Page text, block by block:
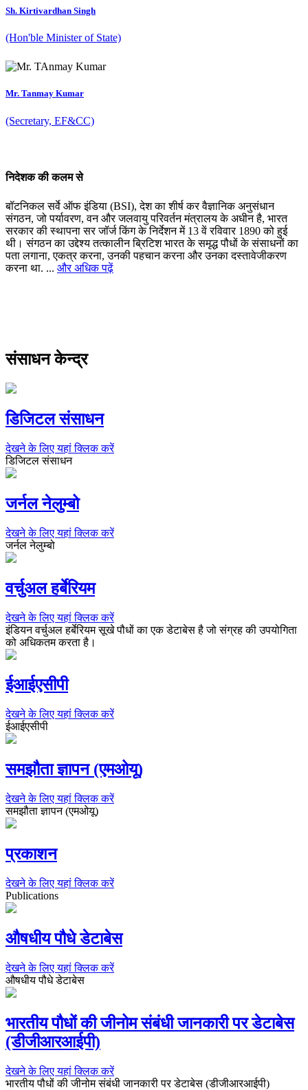
Sh. Kirtivardhan Singh
(Hon'ble Minister of State)
Mr. Tanmay Kumar
(Secretary, EF&CC)
निदेशक की कलम से
बॉटनिकल सर्वे ऑफ इंडिया (BSI), देश का शीर्ष कर वैज्ञानिक अनुसंधान
संगठन, जो पर्यावरण, वन और जलवायु परिवर्तन मंत्रालय के अधीन है, भारत
सरकार की स्थापना सर जॉर्ज किंग के निर्देशन में 13 वें रविवार 1890 को हुई
थी। संगठन का उद्देश्य तत्कालीन ब्रिटिश भारत के समृद्ध पौधों के संसाधनों का
पता लगाना, एकत्र करना, उनकी पहचान करना और उनका दस्तावेजीकरण
करना था. ... और अधिक पढ़ें
संसाधन केन्द्र
डिजिटल संसाधन
देखने के लिए यहां क्लिक करें
डिजिटल संसाधन
जर्नल नेलुम्बो
देखने के लिए यहां क्लिक करें
जर्नल नेलुम्बो
वर्चुअल हर्बेरियम
देखने के लिए यहां क्लिक करें
इंडियन वर्चुअल हर्बेरियम सूखे पौधों का एक डेटाबेस है जो संग्रह की उपयोगिता
को अधिकतम करता है।
ईआईएसीपी
देखने के लिए यहां क्लिक करें
ईआईएसीपी
समझौता ज्ञापन (एमओयू)
देखने के लिए यहां क्लिक करें
समझौता ज्ञापन (एमओयू)
प्रकाशन
देखने के लिए यहां क्लिक करें
Publications
औषधीय पौधे डेटाबेस
देखने के लिए यहां क्लिक करें
औषधीय पौधे डेटाबेस
भारतीय पौधों की जीनोम संबंधी जानकारी पर डेटाबेस
(डीजीआरआईपी)
देखने के लिए यहां क्लिक करें
भारतीय पौधों की जीनोम संबंधी जानकारी पर डेटाबेस (डीजीआरआईपी)